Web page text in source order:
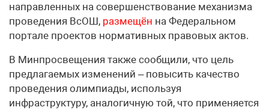
направленных на совершенствование механизма
проведения ВсОШ, размещён на Федеральном
портале проектов нормативных правовых актов.
В Минпросвещения также сообщили, что цель
предлагаемых изменений – повысить качество
проведения олимпиады, используя
инфраструктуру, аналогичную той, что применяется